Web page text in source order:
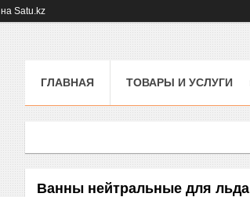
на Satu.kz
ГЛАВНАЯ ТОВАРЫ И УСЛУГИ
Ванны нейтральные для льда